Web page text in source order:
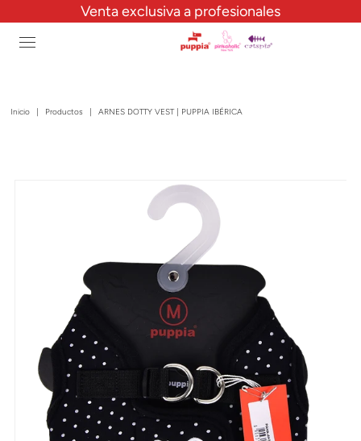
Venta exclusiva a profesionales
Inicio | Productos | ARNES DOTTY VEST | PUPPIA IBÉRICA